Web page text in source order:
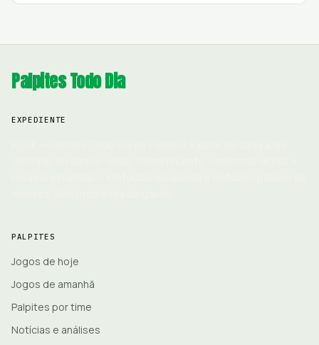
Palpites Todo Dia
EXPEDIENTE
PALPITES
Jogos de hoje
Jogos de amanhã
Palpites por time
Notícias e análises